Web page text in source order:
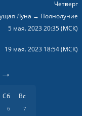
Четверг
Луна → Полнолуние
5 мая. 2023 20:35(МСК)
19 мая. 2023 18:54(МСК)
→
Сб Вс
6
7